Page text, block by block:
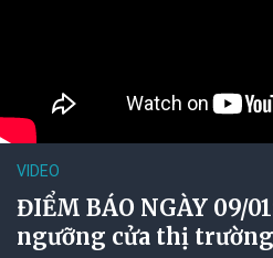
VIDEO
ĐIỂM BÁO NGÀY 09/
ngưỡng cửa thị